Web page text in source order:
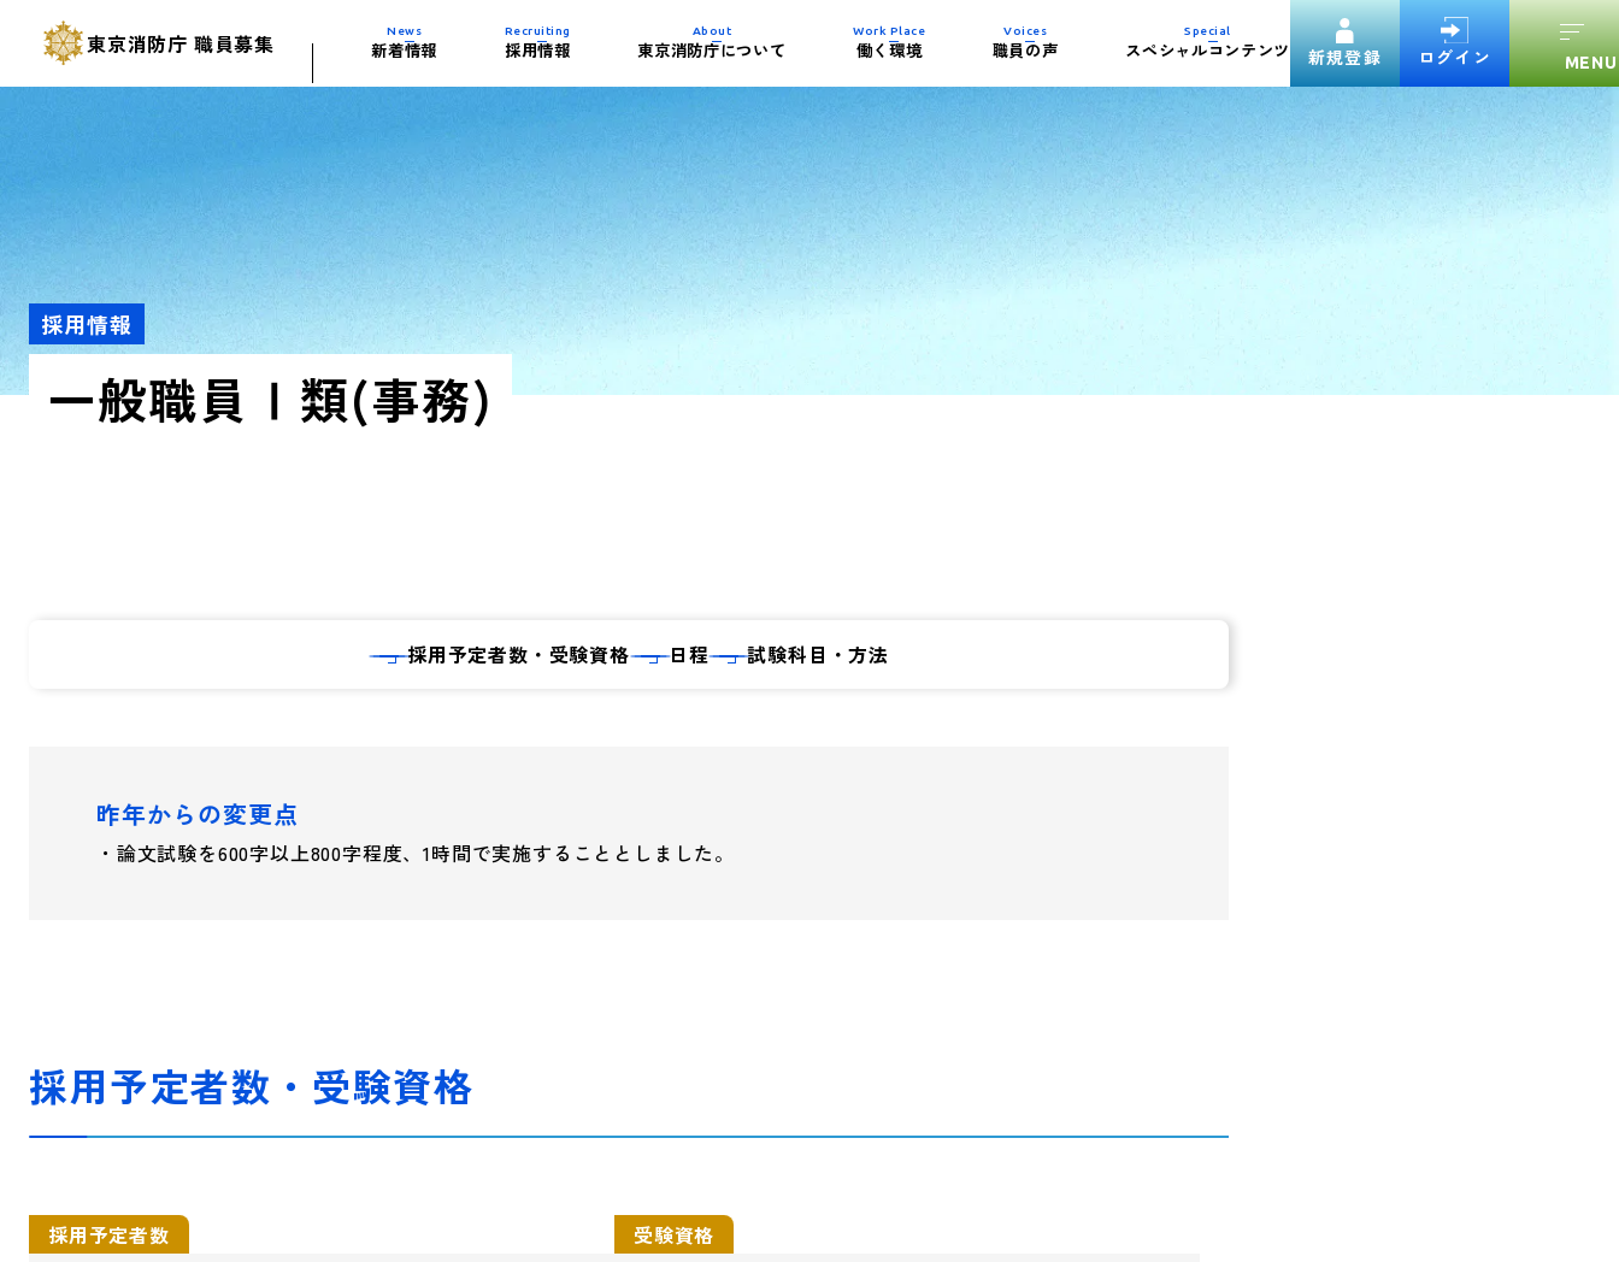
東京消防庁 職員募集 News
新着情報
Recruiting
採用情報
採用試験の変更内容について
多様な試験制度
パンフレット・試験案内ダウンロード
過去の試験問題ダウンロード
About
東京消防庁について
東京消防庁の組織
仕事を知る（業務紹介）
Work Place
働く環境
福利厚生
子育て支援制度
Voices
職員の声
Special
スペシャルコンテンツ
消防署の施設紹介
東京消防庁ムービー
活躍する女性消防官
活躍する自動車整備士
新規登録 ログイン
採用情報
一般職員Ⅰ類(事務)
採用予定者数・受験資格 日程 試験科目・方法
昨年からの変更点
・論文試験を600字以上800字程度、1時間で実施することとしました。
採用予定者数・受験資格
採用予定者数 受験資格